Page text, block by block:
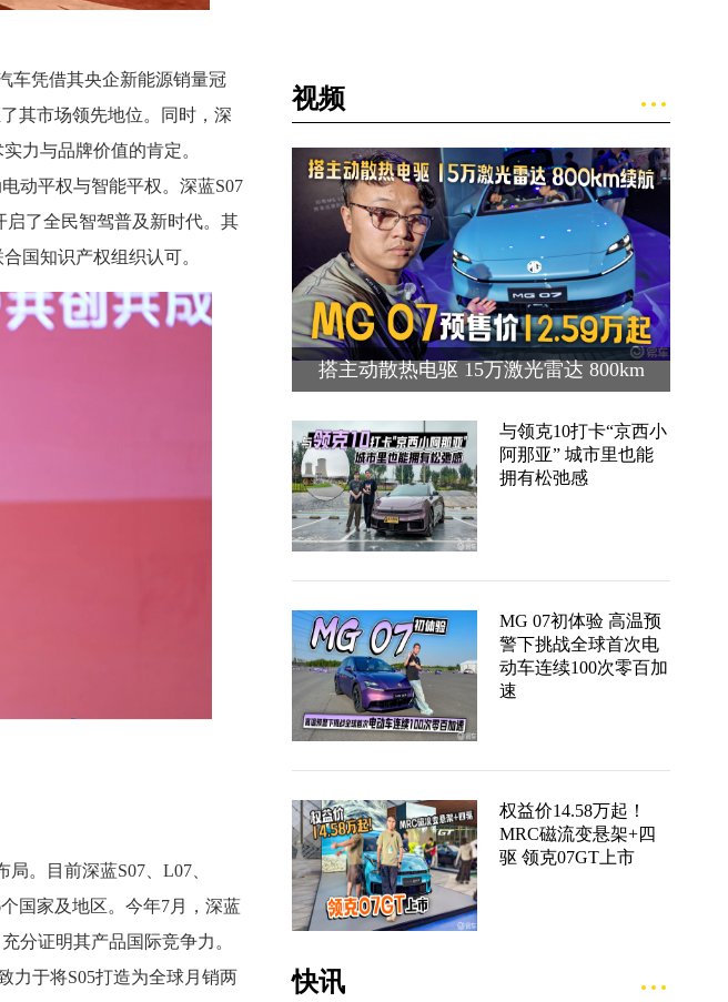
车凭借其央企新能源销量冠
其市场领先地位。同时，深
力与品牌价值的肯定。
动平权与智能平权。深蓝S07
启了全民智驾普及新时代。其
国知识产权组织认可。
。目前深蓝S07、L07、
国家及地区。今年7月，深蓝
分证明其产品国际竞争力。
力于将S05打造为全球月销两
视频
搭主动散热电驱 15万激光雷达 800km
与领克10打卡“京西小
阿那亚” 城市里也能
拥有松弛感
MG 07初体验 高温预
警下挑战全球首次电
动车连续100次零百加
速
权益价14.58万起！
MRC磁流变悬架+四
驱 领克07GT上市
快讯